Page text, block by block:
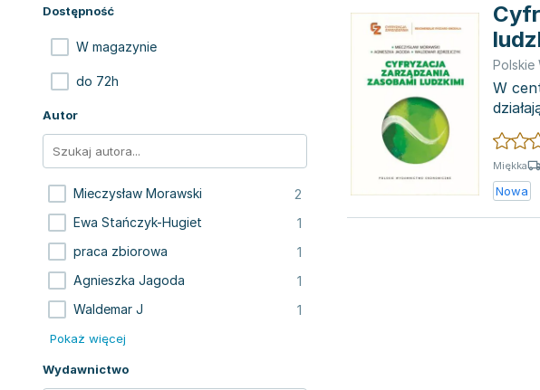
Dostępność
W magazynie
do 72h
Autor
Mieczysław Morawski 2
Ewa Stańczyk-Hugiet 1
praca zbiorowa 1
Agnieszka Jagoda 1
Waldemar J 1
Pokaż więcej
Wydawnictwo
Polskie
W
kluc...
Miękka
Nowa